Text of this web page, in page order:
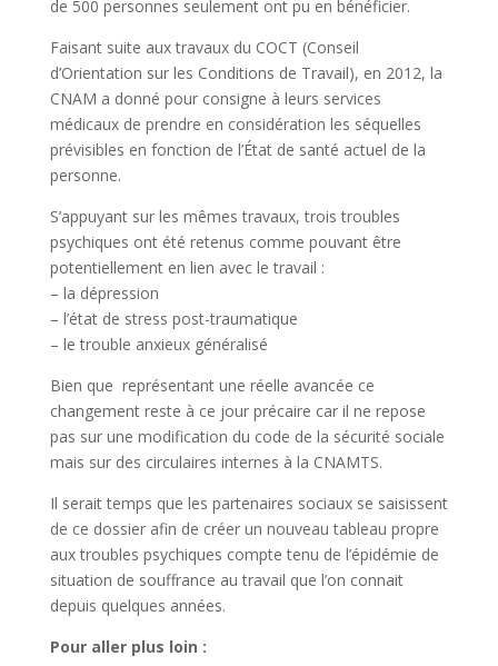
de 500 personnes seulement ont pu en bénéficier.
Faisant suite aux travaux du COCT (Conseil
d’Orientation sur les Conditions de Travail), en 2012, la
CNAM a donné pour consigne à leurs services
médicaux de prendre en considération les séquelles
prévisibles en fonction de l’État de santé actuel de la
personne.
S’appuyant sur les mêmes travaux, trois troubles
psychiques ont été retenus comme pouvant être
potentiellement en lien avec le travail :
– la dépression
– l’état de stress post-traumatique
– le trouble anxieux généralisé
Bien que représentant une réelle avancée ce
changement reste à ce jour précaire car il ne repose
pas sur une modification du code de la sécurité sociale
mais sur des circulaires internes à la CNAMTS.
Il serait temps que les partenaires sociaux se saisissent
de ce dossier afin de créer un nouveau tableau propre
aux troubles psychiques compte tenu de l’épidémie de
situation de souffrance au travail que l’on connait
depuis quelques années.
Pour aller plus loin :